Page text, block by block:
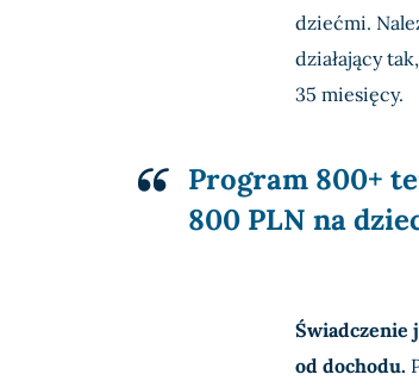
dziećmi.
działający
35 miesięcy.
Program 800+
800 PLN na
Świadczenie
od dochodu.